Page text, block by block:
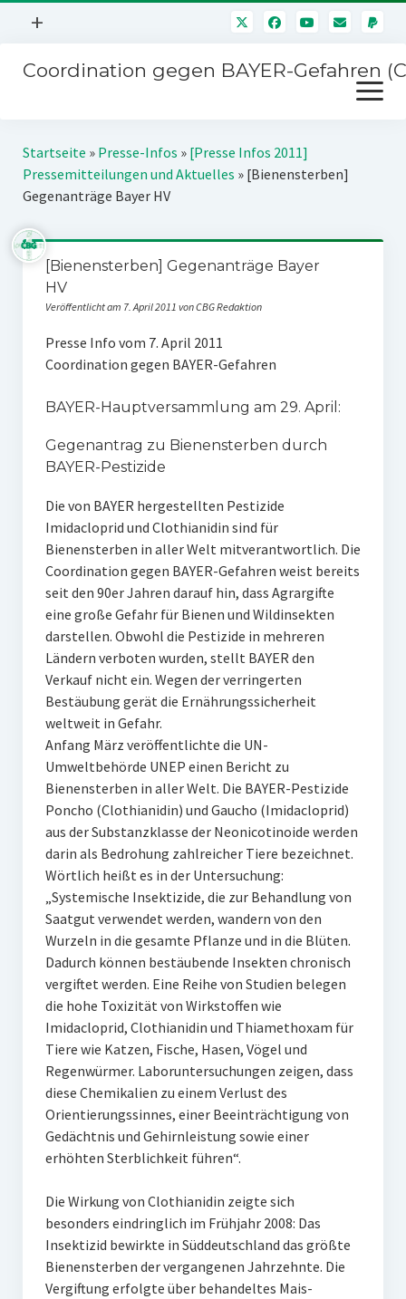
Menü
+
Mitmachen
Über uns
Kontakt
Impressum
Störfälle
Coordination gegen BAYER-Gefahren
Menü
öffnen
Kampagnen
Stichwort BAYER
Jahrestagung
SPENDEN
Startseite » Presse-Infos » [Presse Infos 2011]
Pressemitteilungen und Aktuelles » [Bienensterben]
Gegenanträge Bayer HV
[Bienensterben] Gegenanträge Bayer
HV
Veröffentlicht am 7. April 2011 von CBG Redaktion
Presse Info vom 7. April 2011
Coordination gegen BAYER-Gefahren
BAYER-Hauptversammlung am 29. April:
Gegenantrag zu Bienensterben durch
BAYER-Pestizide
Die von BAYER hergestellten Pestizide
Imidacloprid und Clothianidin sind für
Bienensterben in aller Welt mitverantwortlich. Die
Coordination gegen BAYER-Gefahren weist bereits
seit den 90er Jahren darauf hin, dass Agrargifte
eine große Gefahr für Bienen und Wildinsekten
darstellen. Obwohl die Pestizide in mehreren
Ländern verboten wurden, stellt BAYER den
Verkauf nicht ein. Wegen der verringerten
Bestäubung gerät die Ernährungssicherheit
weltweit in Gefahr.
Anfang März veröffentlichte die UN-
Umweltbehörde UNEP einen Bericht zu
Bienensterben in aller Welt. Die BAYER-Pestizide
Poncho (Clothianidin) und Gaucho (Imidacloprid)
aus der Substanzklasse der Neonicotinoide werden
darin als Bedrohung zahlreicher Tiere bezeichnet.
Wörtlich heißt es in der Untersuchung:
„Systemische Insektizide, die zur Behandlung von
Saatgut verwendet werden, wandern von den
Wurzeln in die gesamte Pflanze und in die Blüten.
Dadurch können bestäubende Insekten chronisch
vergiftet werden. Eine Reihe von Studien belegen
die hohe Toxizität von Wirkstoffen wie
Imidacloprid, Clothianidin und Thiamethoxam für
Tiere wie Katzen, Fische, Hasen, Vögel und
Regenwürmer. Laboruntersuchungen zeigen, dass
diese Chemikalien zu einem Verlust des
Orientierungssinnes, einer Beeinträchtigung von
Gedächtnis und Gehirnleistung sowie einer
erhöhten Sterblichkeit führen“.
Die Wirkung von Clothianidin zeigte sich
besonders eindringlich im Frühjahr 2008: Das
Insektizid bewirkte in Süddeutschland das größte
Bienensterben der vergangenen Jahrzehnte. Die
Vergiftung erfolgte über behandeltes Mais-